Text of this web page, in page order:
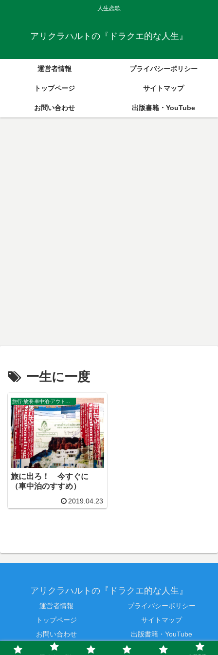
人生恋歌
アリクラハルトの『ドラクエ的な人生』
運営者情報 プライバシーポリシー
トップページ サイトマップ
お問い合わせ 出版書籍・YouTube
一生に一度
旅に出ろ！ 今すぐに
（車中泊のすすめ）
2019.04.23
アリクラハルトの『ドラクエ的な人生』
運営者情報
プライバシーポリシー
トップページ
サイトマップ
お問い合わせ
出版書籍・YouTube
© 2017 アリクラハルトの『ドラクエ的な人生』.